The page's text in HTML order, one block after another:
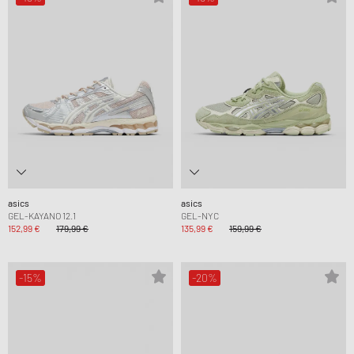
asics
GEL-KAYANO 12.1
152,99 €
179,99 €
asics
GEL-NYC
135,99 €
159,99 €
-15% -20%